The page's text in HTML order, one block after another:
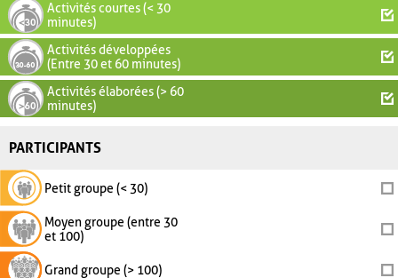
Activités courtes (< 30
minutes)
Activités développées
(Entre 30 et 60 minutes)
Activités élaborées (> 60
minutes)
PARTICIPANTS
Petit groupe (< 30)
Moyen groupe (entre 30
et 100)
Grand groupe (> 100)